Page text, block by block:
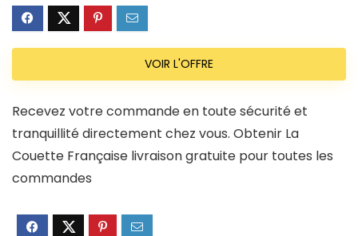
VOIR L'OFFRE
Recevez votre commande en toute sécurité et
tranquillité directement chez vous. Obtenir La
Couette Française livraison gratuite pour toutes les
commandes